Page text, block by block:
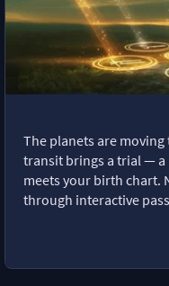
The planets are
transit brings a trial — a
meets your birth chart.
through interactive